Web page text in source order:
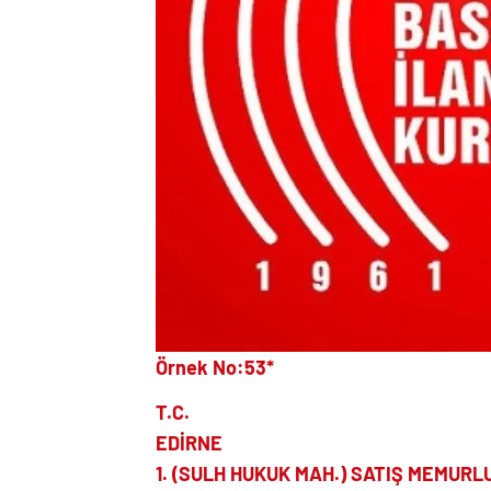
Örnek No:53*
T.C.
EDİRNE
1. (SULH HUKUK MAH.) SATIŞ